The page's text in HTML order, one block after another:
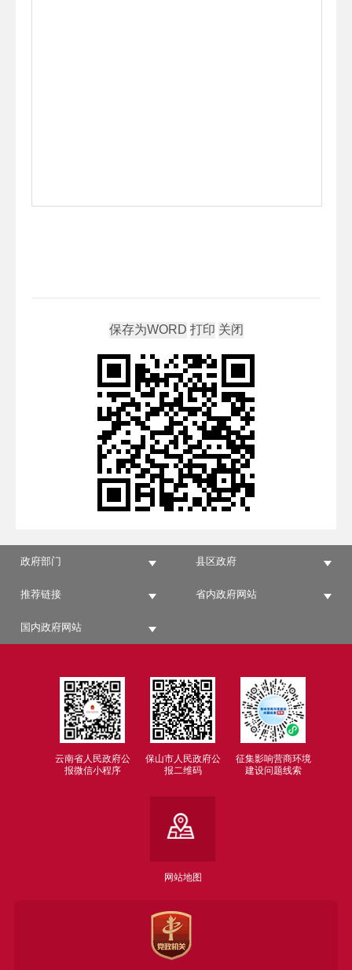
政府部门 县区政府
推荐链接 省内政府网站
国内政府网站
云南省人民政府公
报微信小程序
保山市人民政府公
报二维码
征集影响营商环境
建设问题线索
网站地图